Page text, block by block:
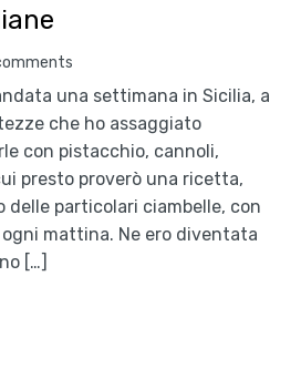
una settimana in Sicilia, a
che ho assaggiato
con pistacchio, cannoli,
presto proverò una ricetta,
delle particolari ciambelle, con
mattina. Ne ero diventata
[…]